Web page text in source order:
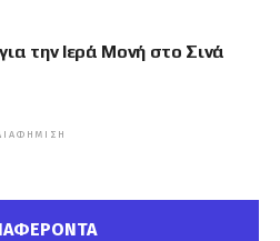
την Ιερά Μονή στο Σινά